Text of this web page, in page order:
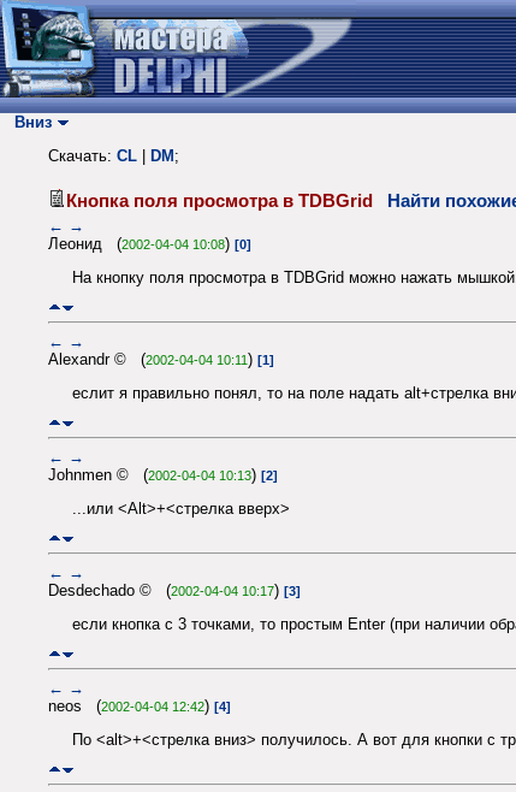
Вниз
Скачать: CL DM ;
Кнопка поля просмотра в TDBGrid Найти
← →
Леонид (2002-04-04 10:08) [0]
На кнопку поля просмотра в TDBGrid можно нажать
← →
Alexandr © (2002-04-04 10:11) [1]
еслит я правильно понял, то на поле надать alt+стрелка
← →
Johnmen © (2002-04-04 10:13) [2]
...или <Alt>+<стрелка вверх>
← →
Desdechado © (2002-04-04 10:17) [3]
если кнопка с 3 точками, то простым Enter (при наличии
← →
neos (2002-04-04 12:42) [4]
По <alt>+<стрелка вниз> получилось. А вот для кнопки с